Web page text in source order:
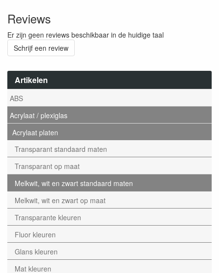
Artikelen
ABS
Acrylaat / plexiglas
Acrylaat platen
Transparant standaard maten
Transparant op maat
Melkwit, wit en zwart standaard maten
Melkwit, wit en zwart op maat
Transparante kleuren
Fluor kleuren
Glans kleuren
Mat kleuren
Reviews
Er zijn geen reviews beschikbaar in de huidige taal
Schrijf een review